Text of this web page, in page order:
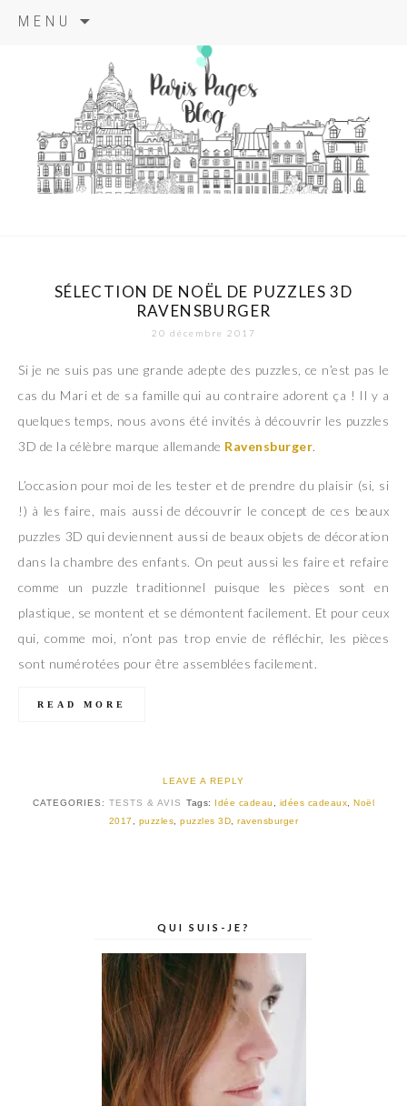
MENU
principal
paris pages
blog
SÉLECTION DE NOËL DE PUZZLES 3D
RAVENSBURGER
20 décembre 2017
Si je ne suis pas une grande adepte des puzzles, ce n’est pas le
cas du Mari et de sa famille qui au contraire adorent ça ! Il y a
quelques temps, nous avons été invités à découvrir les puzzles
3D de la célèbre marque allemande Ravensburger.
L’occasion pour moi de les tester et de prendre du plaisir (si, si
!) à les faire, mais aussi de découvrir le concept de ces beaux
puzzles 3D qui deviennent aussi de beaux objets de décoration
dans la chambre des enfants. On peut aussi les faire et refaire
comme un puzzle traditionnel puisque les pièces sont en
plastique, se montent et se démontent facilement. Et pour ceux
qui, comme moi, n’ont pas trop envie de réfléchir, les pièces
sont numérotées pour être assemblées facilement.
READ MORE
LEAVE A REPLY
CATEGORIES: TESTS & AVIS Tags: Idée cadeau idées cadeaux
Noël
2017
puzzles ,puzzles 3D ,ravensburger
QUI SUIS-JE?